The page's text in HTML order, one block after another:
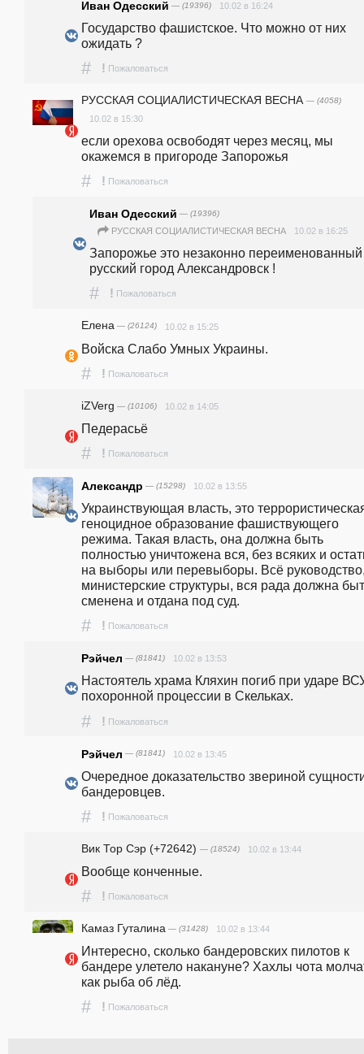
Иван Одесский — (19396) 10.02 в 16:24
Государство фашистское. Что можно от них
ожидать ?
# ! Пожаловаться
РУССКАЯ СОЦИАЛИСТИЧЕСКАЯ ВЕСНА — (4058)
10.02 в 15:30
если орехова освободят через месяц, мы
окажемся в пригороде Запорожья
# ! Пожаловаться
Иван Одесский — (19396)
РУССКАЯ СОЦИАЛИСТИЧЕСКАЯ ВЕСНА 10.02 в 16:25
Запорожье это незаконно переименованный
русский город Александровск !
# ! Пожаловаться
Елена — (26124) 10.02 в 15:25
Войска Слабо Умных Украины.
# ! Пожаловаться
iZVerg — (10106) 10.02 в 14:05
Педерасьё
# ! Пожаловаться
Александр — (15298) 10.02 в 13:55
Украинствующая власть, это
геноцидное образование фашиствующего
режима. Такая власть, она должна быть
полностью уничтожена вся, без всяких и
на выборы или перевыборы. Всё
министерские структуры, вся рада должна
сменена и отдана под суд.
# ! Пожаловаться
Рэйчел — (81841) 10.02 в 13:53
Настоятель храма Кляхин погиб при ударе
похоронной процессии в Скельках.
# ! Пожаловаться
Рэйчел — (81841) 10.02 в 13:45
Очередное доказательство звериной
бандеровцев.
# ! Пожаловаться
Вик Тор Сэр (+72642) — (18524) 10.02 в 13:44
Вообще конченные.
# ! Пожаловаться
Камaз Гутaлина — (31428) 10.02 в 13:44
Интересно, сколько бандеровских пилотов к
бандере улетело накануне? Хахлы чота
как рыба об лёд.
# ! Пожаловаться